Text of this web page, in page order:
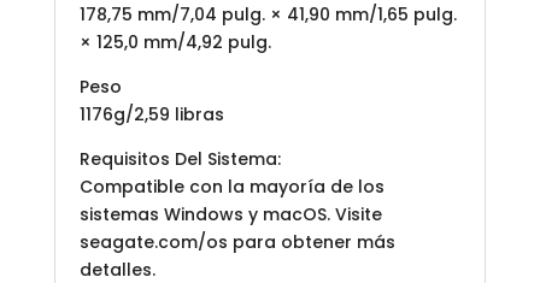
178,75 mm/7,04 pulg. × 41,90 mm/1,65 pulg.
× 125,0 mm/4,92 pulg.
Peso
1176g/2,59 libras
Requisitos Del Sistema:
Compatible con la mayoría de los
sistemas Windows y macOS. Visite
seagate.com/os para obtener más
detalles.